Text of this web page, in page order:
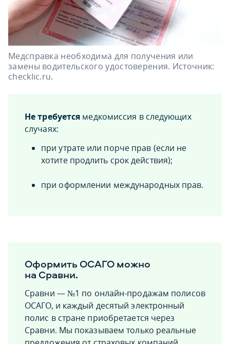
Медсправка необходима для получения или
замены водительского удостоверения. Источник:
checklic.ru.
Не требуется медкомиссия в следующих
случаях:
при утрате или порче прав (если не
хотите продлить срок действия);
при оформлении международных прав.
Оформить ОСАГО можно
на Сравни.
Сравни — №1 по онлайн-продажам полисов
ОСАГО, и каждый десятый электронный
полис в стране приобретается через
Сравни. Мы показываем только реальные